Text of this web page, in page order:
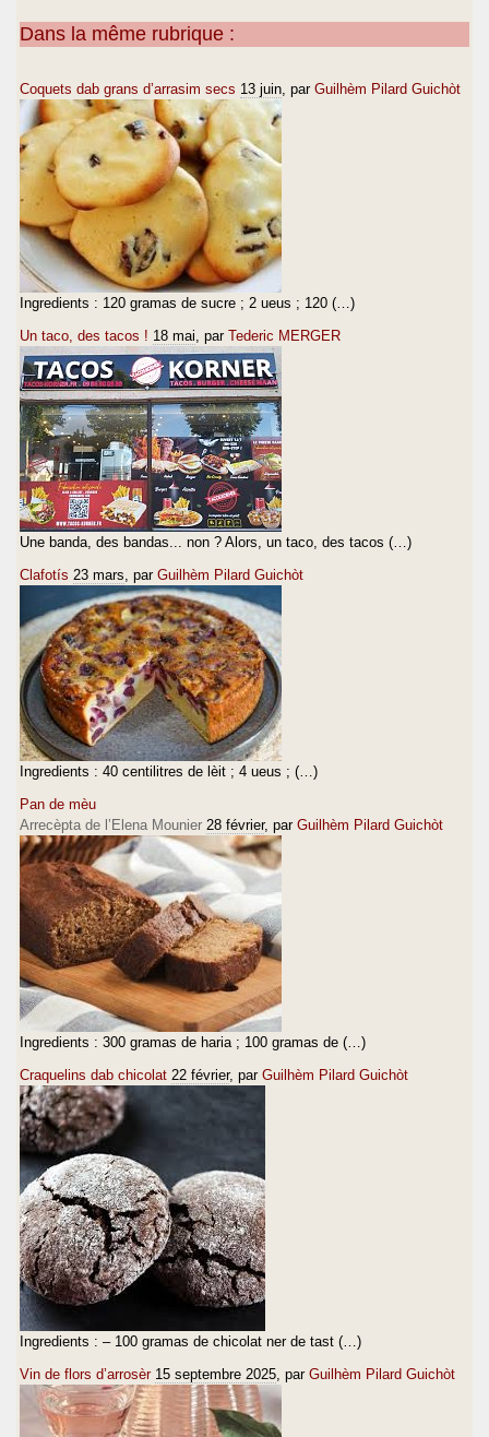
Dans la même rubrique :
Coquets dab grans d’arrasim secs 13 juin , par Guilhèm Pilard Guichòt
Ingredients : 120 gramas de sucre ; 2 ueus ; 120 (…)
Un taco, des tacos ! 18 mai , par Tederic MERGER
Une banda, des bandas... non ? Alors, un taco, des tacos (…)
Clafotís 23 mars , par Guilhèm Pilard Guichòt
Ingredients : 40 centilitres de lèit ; 4 ueus ; (…)
Pan de mèu
Arrecèpta de l’Elena Mounier 28 février, par Guilhèm Pilard Guichòt
Ingredients : 300 gramas de haria ; 100 gramas de (…)
Craquelins dab chicolat 22 février, par Guilhèm Pilard Guichòt
Ingredients : – 100 gramas de chicolat ner de tast (…)
Vin de flors d’arrosèr 15 septembre 2025 , par Guilhèm Pilard Guichòt